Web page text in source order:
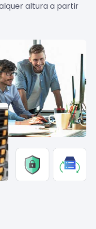
altura a partir